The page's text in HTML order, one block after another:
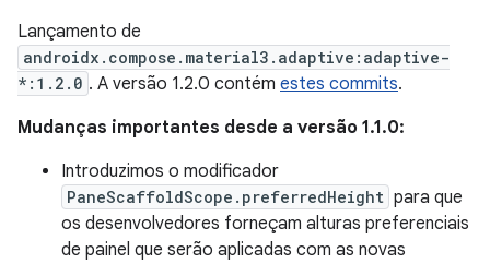
Lançamento de
androidx.compose.material3.adaptive:adaptive-
*:1.2.0 . A versão 1.2.0 contém estes commits.
Mudanças importantes desde a versão 1.1.0:
Introduzimos o modificador
PaneScaffoldScope.preferredHeight para que
os desenvolvedores forneçam alturas preferenciais
de painel que serão aplicadas com as novas